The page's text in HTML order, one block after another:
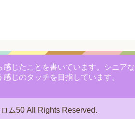
じたことを書いています。シニアな
じのタッチを目指しています。
ム50 All Rights Reserved.